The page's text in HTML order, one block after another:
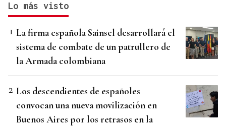
Lo más visto
La firma española Sainsel desarrollará el
sistema de combate de un patrullero de
la Armada colombiana
Los descendientes de españoles
convocan una nueva movilización en
Buenos Aires por los retrasos en la